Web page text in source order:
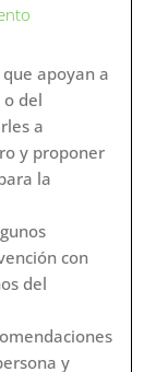
apoyan a
del
a
y proponer
la
con
del
y